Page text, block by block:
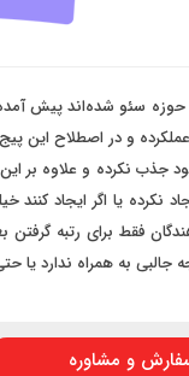
سایت با امکانات دیوار
سایت نوبت دهی پزشکان
سایت هتل
سایت همایش
سئو شده‌اند پیش
و در اصطلاح این
جذب نکرده و علاوه بر
نکرده یا اگر ایجاد
فقط برای رتبه
جالبی به همراه ندارد
و مشاوره